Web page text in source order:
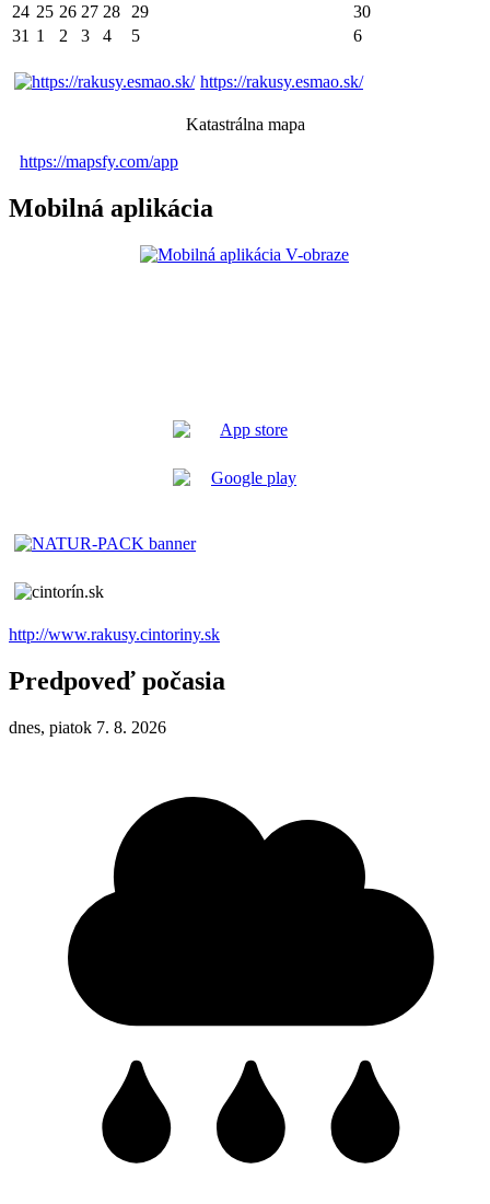
24 25 26 27 28 29
30
31 1 2 3 4 5 6
https://rakusy.esmao.sk/
Katastrálna mapa
https://mapsfy.com/app
Mobilná aplikácia
http://www.rakusy.cintoriny.sk
Predpoveď počasia
dnes, piatok 7. 8. 2026